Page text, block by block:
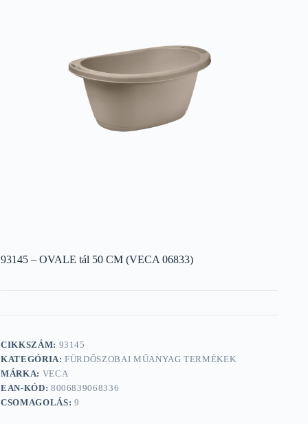
93145 – OVALE tál 50 CM (VECA 06833)
CIKKSZÁM: 93145
KATEGÓRIA:FÜRDŐSZOBAI MŰANYAG TERMÉKEK
MÁRKA: VECA
EAN-KÓD: 8006839068336
CSOMAGOLÁS: 9